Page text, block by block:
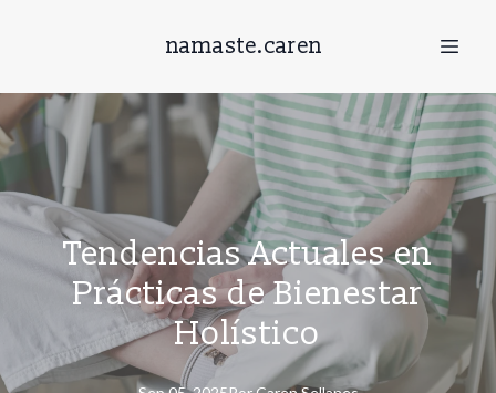
namaste.caren
Tendencias Actuales en
Prácticas de Bienestar
Holístico